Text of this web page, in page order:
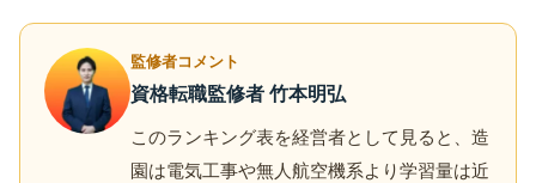
監修者コメント
資格転職監修者 竹本明弘
このランキング表を経営者として見ると、造
園は電気工事や無人航空機系より学習量は近